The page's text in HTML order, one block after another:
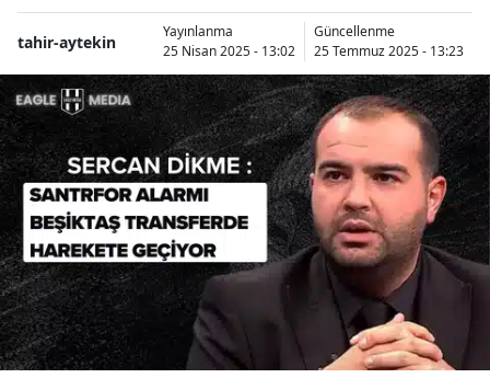
tahir-aytekin
Yayınlanma
25 Nisan 2025 - 13:02
Güncellenme
25 Temmuz 2025 - 13:23